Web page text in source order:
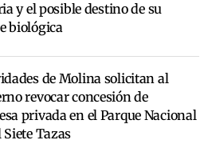
y el posible destino de su
biológica
de Molina solicitan al
revocar concesión de
privada en el Parque Nacional
Siete Tazas